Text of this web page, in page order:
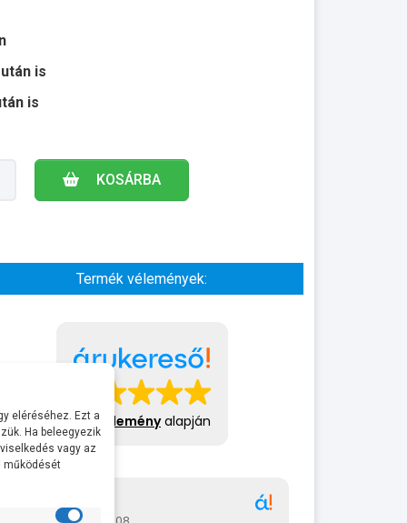
is
is
KOSÁRBA
Termék vélemények:
413 véleményalapján
Gábor
eléréséhez. Ezt a
Ha beleegyezik
vagy az
működését